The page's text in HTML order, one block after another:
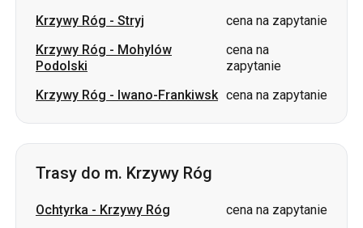
Trasy do m. Krzywy Róg
Ochtyrka-Krzywy Róg
cena na zapytanie
Sumy- Krzywy Róg
Zviahel-Krzywy Róg
cena na zapytanie